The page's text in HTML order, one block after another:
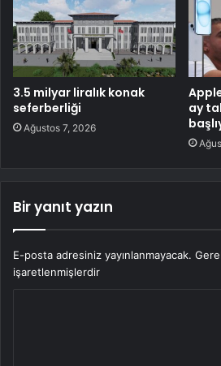
3.5 milyar liralık konak
seferberliği
Ağustos 7, 2026
ay
Bir yanıt yazın
E-posta adresiniz yayınlanmayacak.
işaretlenmişlerdir